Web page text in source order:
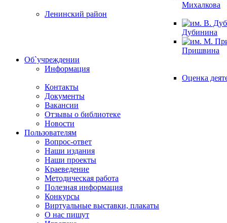
Михалкова
Ленинский район
Дубинина
Пришвина
Об`учреждении
Информация
Оценка
Контакты
Документы
Вакансии
Отзывы о библиотеке
Новости
Пользователям
Вопрос-ответ
Наши издания
Наши проекты
Краеведение
Методическая работа
Полезная информация
Конкурсы
Виртуальные выставки, плакаты
О нас пишут